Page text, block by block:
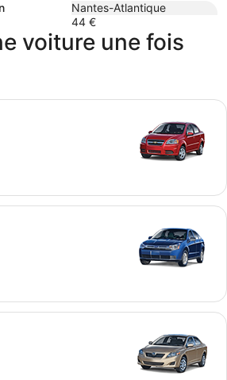
Nantes-Atlantique
44 €
voiture une fois
Spark
Corolla